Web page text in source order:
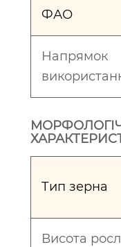
ФАО
Напрямок
Тип зерна
Висота